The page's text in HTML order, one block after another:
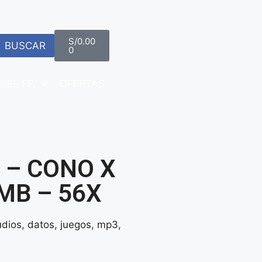
BUSCAR S/0.00
0
CONO X
– 56X
datos, juegos, mp3,